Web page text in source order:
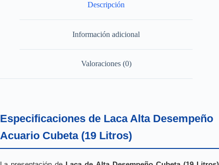
Descripción
Información adicional
Valoraciones (0)
Especificaciones de Laca Alta Desempeño
Acuario Cubeta (19 Litros)